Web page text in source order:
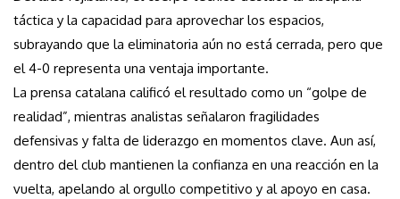
táctica y la capacidad para aprovechar los espacios,
subrayando que la eliminatoria aún no está cerrada, pero que
el 4-0 representa una ventaja importante.
La prensa catalana calificó el resultado como un “golpe de
realidad”, mientras analistas señalaron fragilidades
defensivas y falta de liderazgo en momentos clave. Aun así,
dentro del club mantienen la confianza en una reacción en la
vuelta, apelando al orgullo competitivo y al apoyo en casa.